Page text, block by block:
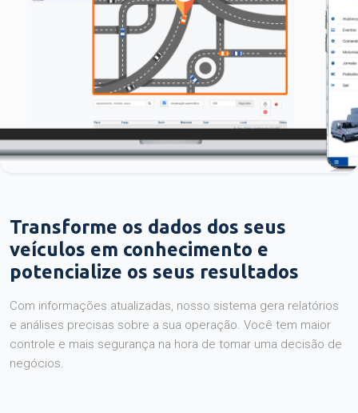
Transforme os dados dos seus
veículos em conhecimento e
potencialize os seus resultados
Com informações atualizadas, nosso sistema gera relatórios
e análises precisas sobre a sua operação. Você tem maior
controle e mais segurança na hora de tomar uma decisão de
negócios.